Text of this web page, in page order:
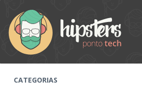
CATEGORIAS